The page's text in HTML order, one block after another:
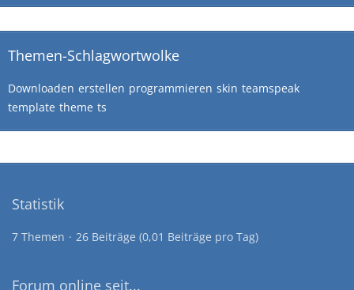
Themen-Schlagwortwolke
Downloaden erstellen programmieren skin teamspeak
template theme ts
Statistik
7 Themen 26 Beiträge (0,01 Beiträge pro Tag)
Forum online seit...